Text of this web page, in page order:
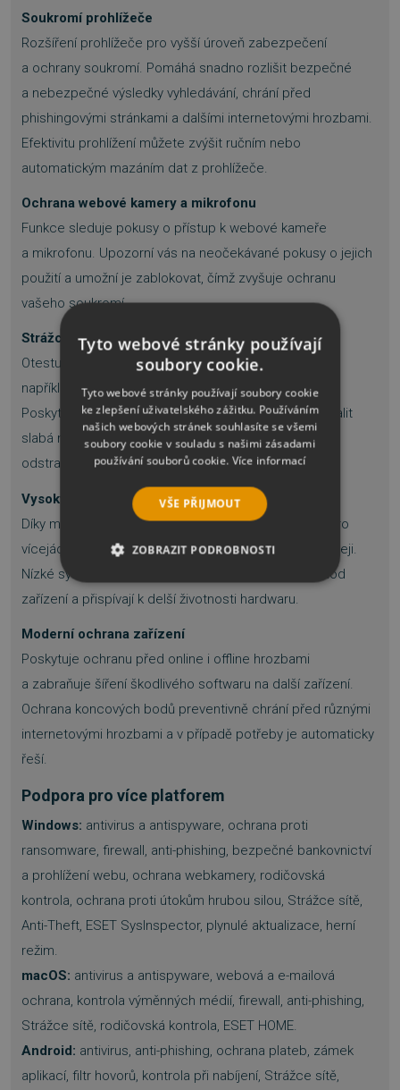
Soukromí prohlížeče
Rozšíření prohlížeče pro vyšší úroveň zabezpečení
a ochrany soukromí. Pomáhá snadno rozlišit bezpečné
a nebezpečné výsledky vyhledávání, chrání před
phishingovými stránkami a dalšími internetovými hrozbami.
Efektivitu prohlížení můžete zvýšit ručním nebo
automatickým mazáním dat z prohlížeče.
Ochrana webové kamery a mikrofonu
Funkce sleduje pokusy o přístup k webové kameře
a mikrofonu. Upozorní vás na neočekávané pokusy o jejich
použití a umožní je zablokovat, čímž zvyšuje ochranu
vašeho soukromí.
Strážce sítě
Otestuje domácí router na přítomnost zranitelností,
například slabých hesel nebo zastaralého firmwaru.
Poskytuje přehled připojených zařízení, pomáhá odhalit
slabá místa chytrých zařízení a nabízí doporučení pro
odstranění zjištěných bezpečnostních problémů.
Vysoký výkon
Díky multivláknovému skenování optimalizovanému pro
vícejádrové procesory probíhá kontrola zařízení rychleji.
Nízké systémové nároky zároveň zajišťují plynulý chod
zařízení a přispívají k delší životnosti hardwaru.
Moderní ochrana zařízení
Poskytuje ochranu před online i offline hrozbami
a zabraňuje šíření škodlivého softwaru na další zařízení.
Ochrana koncových bodů preventivně chrání před různými
internetovými hrozbami a v případě potřeby je automaticky
řeší.
Podpora pro více platforem
Windows: antivirus a antispyware, ochrana proti
ransomware, firewall, anti-phishing, bezpečné bankovnictví
a prohlížení webu, ochrana webkamery, rodičovská
kontrola, ochrana proti útokům hrubou silou, Strážce sítě,
Anti-Theft, ESET SysInspector, plynulé aktualizace, herní
režim.
macOS: antivirus a antispyware, webová a e-mailová
ochrana, kontrola výměnných médií, firewall, anti-phishing,
Strážce sítě, rodičovská kontrola, ESET HOME.
Android: antivirus, anti-phishing, ochrana plateb, zámek
aplikací, filtr hovorů, kontrola při nabíjení, Strážce sítě,
Tyto webové stránky používají
soubory cookie.
Tyto webové stránky používají soubory cookie
ke zlepšení uživatelského zážitku. Používáním
našich webových stránek souhlasíte se všemi
soubory cookie v souladu s našimi zásadami
používání souborů cookie. Více informací
VŠE PŘIJMOUT
ZOBRAZIT PODROBNOSTI
VÝKONOVÉ SOUBORY
FUNKČNÍ SOUBORY
Nezbytně nutné soubory
Výkonové soubory
Soubory cílení
Funkční soubory
Nezařazené soubory
Nezbytně nutné soubory cookie umožňují
stránky nelze bez nezbytně nutných souborů
cookie správně používat.
Provider /
Doména
_GRECAPTCHA
Google LLC
5 měsíců